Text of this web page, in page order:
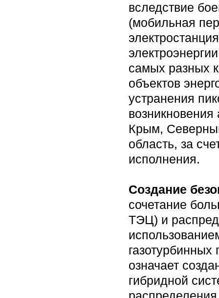
вследствие
(мобильная
самых разных
объектов
устранения
Крым,
область, за
исполнения.
Создание
сочетание
ТЭЦ) и
газотурбинных
означает
гибридной